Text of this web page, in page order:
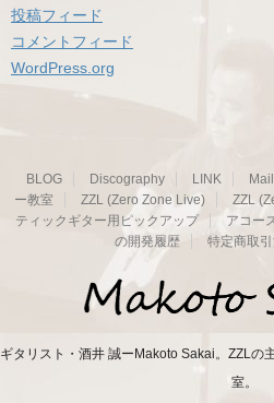
投稿フィード
コメントフィード
WordPress.org
BLOG Discography LINK Mail
ー教室
ZZL (Zero Zone Live) ZZL
ティックギター用ピックアップ
アコー
の開発履歴
特定商取
ギタリスト・酒井 誠ーMakoto Sakai。ZZL
室。